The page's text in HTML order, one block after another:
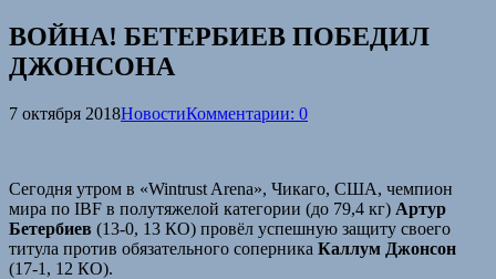
ВОЙНА! БЕТЕРБИЕВ ПОБЕДИЛ
ДЖОНСОНА
7 октября 2018НовостиКомментарии: 0
Сегодня утром в «Wintrust Arena», Чикаго, США, чемпион
мира по IBF в полутяжелой категории (до 79,4 кг) Артур
Бетербиев (13-0, 13 КО) провёл успешную защиту своего
титула против обязательного соперника Каллум Джонсон
(17-1, 12 КО).